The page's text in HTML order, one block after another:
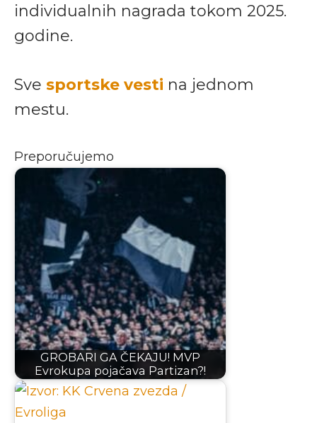
individualnih nagrada tokom 2025.
godine.
Sve sportske vesti na jednom
mestu.
Preporučujemo
GROBARI GA ČEKAJU! MVP
Evrokupa pojačava Partizan?!